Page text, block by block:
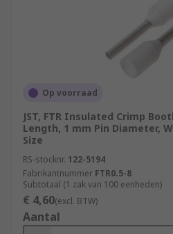
Op voorraad
JST, FTR Insulated Crimp
Length, 1 mm Pin Diameter,
Size
RS-stocknr. 122-5194
Fabrikantnummer FTR0.5-8
Subtotaal (1 zak van 100 eenheden)
€ 4,60(excl. BTW)
Aantal